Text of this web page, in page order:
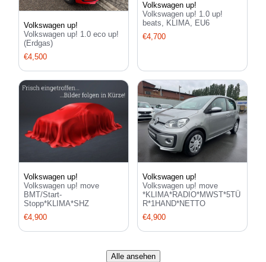
Volkswagen up!
Volkswagen up! 1.0 eco up!
(Erdgas)
€4,500
Volkswagen up!
Volkswagen up! 1.0 up!
beats, KLIMA, EU6
€4,700
Volkswagen up!
Volkswagen up! move
BMT/Start-
Stopp*KLIMA*SHZ
€4,900
Volkswagen up!
Volkswagen up! move
*KLIMA*RADIO*MWST*5TÜ
R*1HAND*NETTO
€4,900
Alle ansehen